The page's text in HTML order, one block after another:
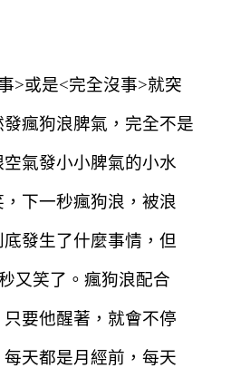
>或是<完全沒事>就突
瘋狗浪脾氣，完全不是
氣發小小脾氣的小水
下一秒瘋狗浪，被浪
發生了什麼事情，但
又笑了。瘋狗浪配合
要他醒著，就會不停
天都是月經前，每天